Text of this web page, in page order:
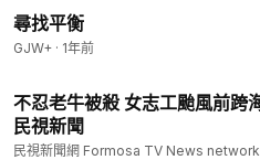
尋找平衡
GJW+ · 1年前
不忍老牛被殺 女志工颱風前跨海送養 取名「白海豚」－
民視新聞
民視新聞網 Formosa TV News network